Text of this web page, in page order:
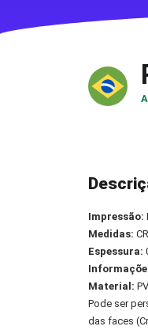
Impressão:
Medidas:
Espessura:
Material:
Pode ser
das faces